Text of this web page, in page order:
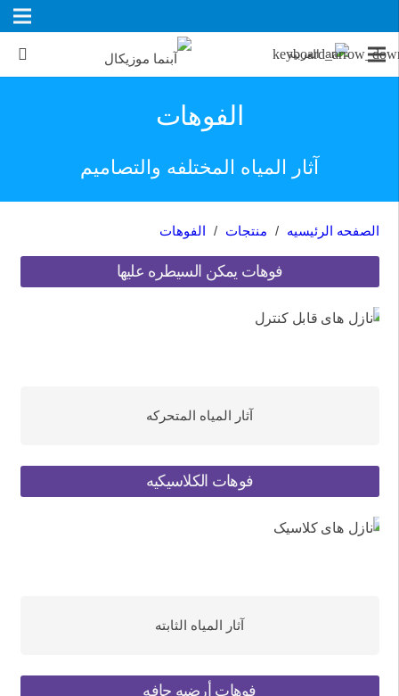
العربية
الفوهات
آثار المیاه المختلفه والتصامیم
الصفحه الرئیسیه / منتجات / الفوهات
فوهات یمکن السیطره علیها
آثار المیاه المتحرکه
فوهات الکلاسیکیه
آثار المیاه الثابته
فوهات أرضیه جافه